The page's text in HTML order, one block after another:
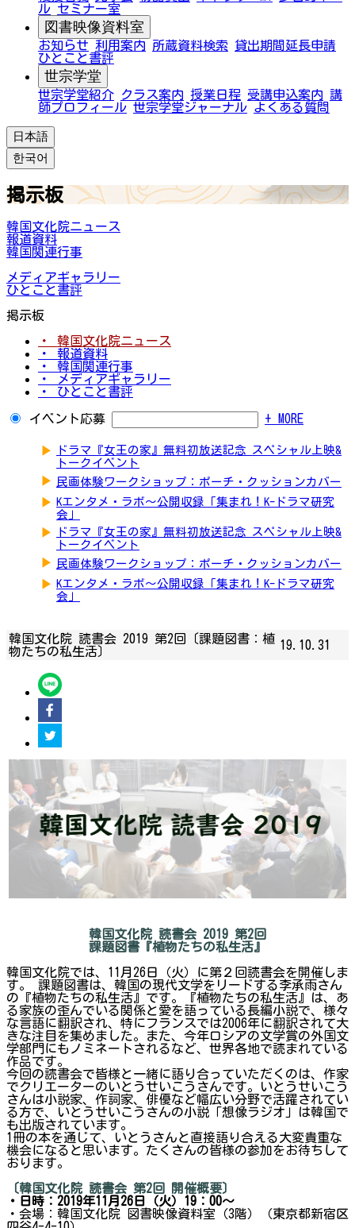
ル セミナー室
図書映像資料室
お知らせ 利用案内 所蔵資料検索
貸出期間延長申請
ひとこと書評
世宗学堂
世宗学堂紹介 クラス案内 授業日程 受講申込案内 講
師プロフィール 世宗学堂ジャーナル よくある質問
日本語
한국어
掲示板
韓国文化院ニュース
報道資料
韓国関連行事
メディアギャラリー
ひとこと書評
掲示板
・ 韓国文化院ニュース
・ 報道資料
・ 韓国関連行事
・ メディアギャラリー
・ ひとこと書評
イベント応募 + MORE
▶
ドラマ『女王の家』無料初放送記念 スペシャル上映&
トークイベント
▶ 民画体験ワークショップ：ポーチ・クッションカバー
▶ Kエンタメ・ラボ～公開収録「集まれ！K-ドラマ研究
会」
▶
ドラマ『女王の家』無料初放送記念 スペシャル上映&
トークイベント
▶ 民画体験ワークショップ：ポーチ・クッションカバー
▶ Kエンタメ・ラボ～公開収録「集まれ！K-ドラマ研究
会」
韓国文化院 読書会 2019 第2回〔課題図書：植
物たちの私生活〕
19.10.31
韓国文化院 読書会 2019 第2回
課題図書『植物たちの私生活』
韓国文化院では、11月26日（火）に第２回読書会を開催しま
す。 課題図書は、韓国の現代文学をリードする李承雨さん
の『植物たちの私生活』です。『植物たちの私生活』は、あ
る家族の歪んでいる関係と愛を語っている長編小説で、様々
な言語に翻訳され、特にフランスでは2006年に翻訳されて大
きな注目を集めました。また、今年ロシアの文学賞の外国文
学部門にもノミネートされるなど、世界各地で読まれている
作品です。
今回の読書会で皆様と一緒に語り合っていただくのは、作家
でクリエーターのいとうせいこうさんです。いとうせいこう
さんは小説家、作詞家、俳優など幅広い分野で活躍されてい
る方で、いとうせいこうさんの小説「想像ラジオ」は韓国で
も出版されています。
1冊の本を通じて、いとうさんと直接語り合える大変貴重な
機会になると思います。たくさんの皆様の参加をお待ちして
おります。
〔韓国文化院 読書会 第2回 開催概要〕
・日時：2019年11月26日（火）19：00～
・会場：韓国文化院 図書映像資料室（3階）（東京都新宿区